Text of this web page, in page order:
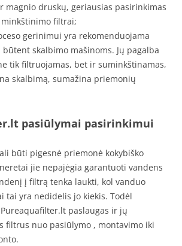
magnio druskų, geriausias pasirinkimas
filtrai;
gerinimui yra rekomenduojama
skalbimo mašinoms. Jų pagalba
tik filtruojamas, bet ir suminkštinamas,
skalbimą, sumažina priemonių
pasiūlymai pasirinkimui
būti pigesnė priemonė kokybiško
jie nepajėgia garantuoti vandens
į filtrą tenka laukti, kol vanduo
tai yra nedidelis jo kiekis. Todėl
paslaugas ir jų
filtrus nuo pasiūlymo , montavimo iki